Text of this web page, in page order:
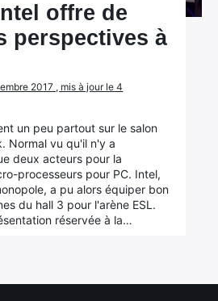
offre de
perspectives à
2017 , mis à jour le 4
un peu partout sur le salon
Normal vu qu'il n'y a
deux acteurs pour la
processeurs pour PC. Intel,
a pu alors équiper bon
du hall 3 pour l'arène ESL.
réservée à la…